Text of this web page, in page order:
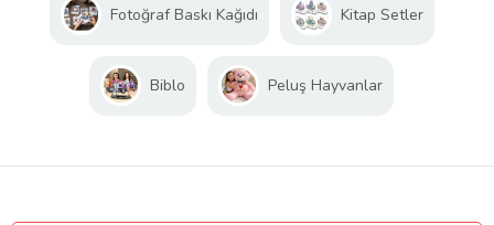
Fotoğraf Baskı Kağıdı Kitap Setler
Biblo Peluş Hayvanlar